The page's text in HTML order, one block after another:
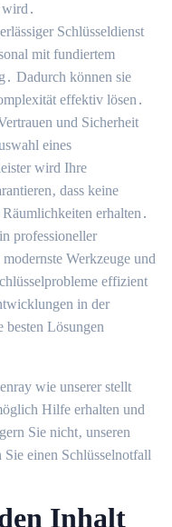
Schlüsseldienst
mit fundiertem
Dadurch können sie
effektiv lösen․
und Sicherheit
eines
wird Ihre
dass keine
erhalten․
professioneller
Werkzeuge und
effizient
in der
besten Lösungen
wie unserer stellt
Hilfe erhalten und
Sie nicht‚ unseren
einen Schlüsselnotfall
Inhalt